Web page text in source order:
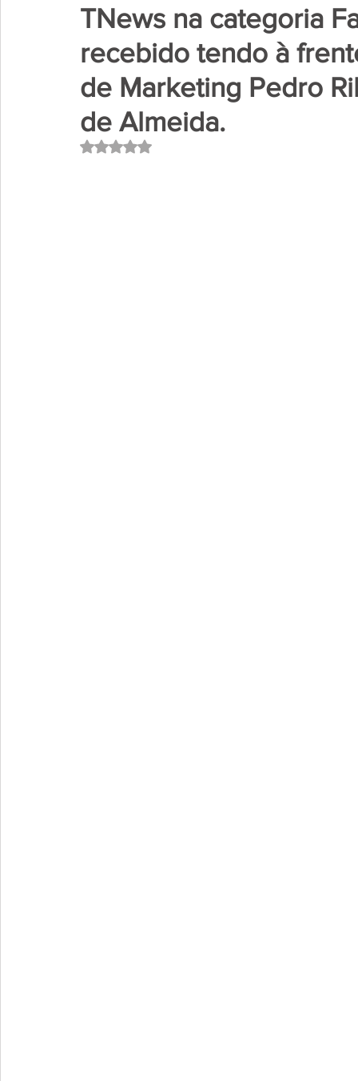
TNews na categoria
recebido tendo à
de Marketing Pedro
de Almeida.
Avaliado com NaN de 5 estrelas.